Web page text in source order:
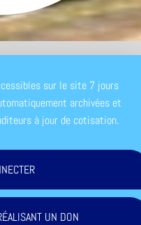
sur le site 7 jours
archivées et
à jour de cotisation.
UN DON